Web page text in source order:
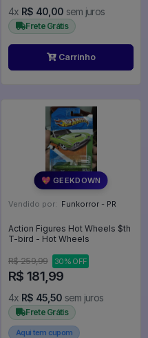
4x R$ 40,00 sem juros
Frete Grátis
Carrinho
💖 GEEKDOWN
Vendido por: Funkorror - PR
Action Figures Hot Wheels $th
T-bird - Hot Wheels
R$ 259,99 30% OFF
R$ 181,99
4x R$ 45,50 sem juros
Frete Grátis
Aqui tem cupom